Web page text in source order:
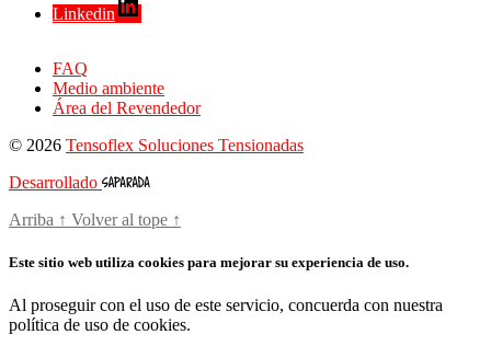
Linkedin
FAQ
Medio ambiente
Área del Revendedor
© 2026 Tensoflex Soluciones Tensionadas
Desarrollado
Arriba ↑ Volver al tope ↑
Este sitio web utiliza cookies para mejorar su experiencia de uso.
Al proseguir con el uso de este servicio, concuerda con nuestra
política de uso de cookies.